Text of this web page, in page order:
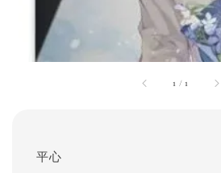
1 /1
平心